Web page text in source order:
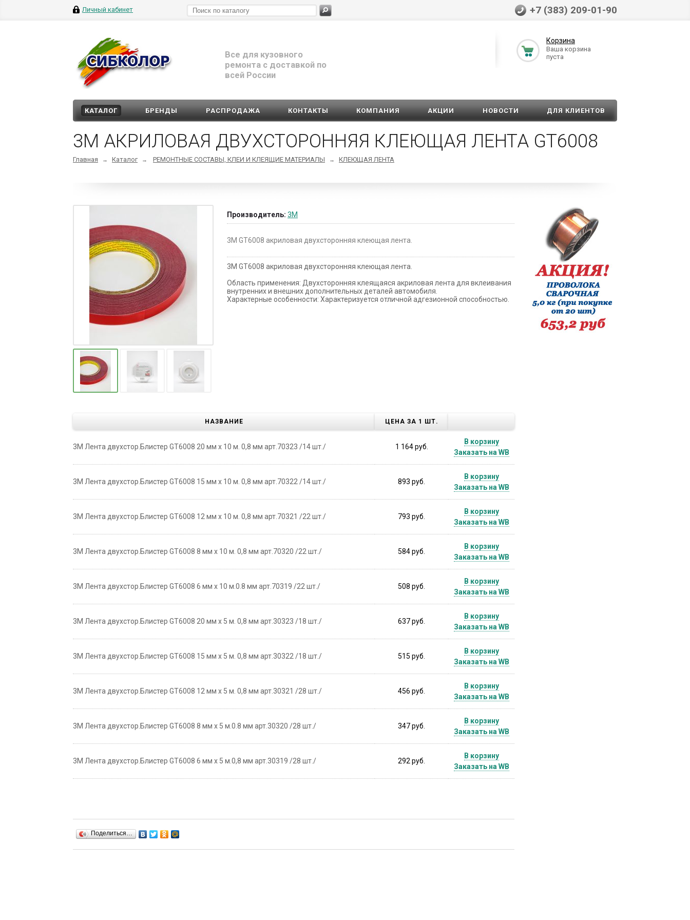
Личный кабинет +7 (383) 209-01-90
Все для кузовного
ремонта с доставкой по
всей России
Корзина
Ваша корзина
пуста
КАТАЛОГ БРЕНДЫ РАСПРОДАЖА КОНТАКТЫ КОМПАНИЯ АКЦИИ НОВОСТИ ДЛЯ КЛИЕНТОВ
3М АКРИЛОВАЯ ДВУХСТОРОННЯЯ КЛЕЮЩАЯ ЛЕНТА GT6008
Главная → Каталог → РЕМОНТНЫЕ СОСТАВЫ, КЛЕИ И КЛЕЯЩИЕ МАТЕРИАЛЫ → КЛЕЮЩАЯ ЛЕНТА
Производитель: 3M
3М GT6008 акриловая двухсторонняя клеющая лента.
3М GT6008 акриловая двухсторонняя клеющая лента.
Область применения: Двухсторонняя клеящаяся акриловая лента для вклеивания
внутренних и внешних дополнительных деталей автомобиля.
Характерные особенности: Характеризуется отличной адгезионной способностью.
НАЗВАНИЕ ЦЕНА ЗА 1 ШТ.
3М Лента двухстор.Блистер GT6008 20 мм х 10 м. 0,8 мм арт.70323 /14 шт./ 1 164 руб.
В корзину
Заказать на WB
3М Лента двухстор.Блистер GT6008 15 мм х 10 м. 0,8 мм арт.70322 /14 шт./ 893 руб.
В корзину
Заказать на WB
3М Лента двухстор.Блистер GT6008 12 мм х 10 м. 0,8 мм арт.70321 /22 шт./ 793 руб.
В корзину
Заказать на WB
3М Лента двухстор.Блистер GT6008 8 мм х 10 м. 0,8 мм арт.70320 /22 шт./ 584 руб.
В корзину
Заказать на WB
3М Лента двухстор.Блистер GT6008 6 мм х 10 м.0.8 мм арт.70319 /22 шт./ 508 руб.
В корзину
Заказать на WB
3М Лента двухстор.Блистер GT6008 20 мм х 5 м. 0,8 мм арт.30323 /18 шт./ 637 руб.
В корзину
Заказать на WB
3М Лента двухстор.Блистер GT6008 15 мм х 5 м. 0,8 мм арт.30322 /18 шт./ 515 руб.
В корзину
Заказать на WB
3М Лента двухстор.Блистер GT6008 12 мм х 5 м. 0,8 мм арт.30321 /28 шт./ 456 руб.
В корзину
Заказать на WB
3М Лента двухстор.Блистер GT6008 8 мм х 5 м.0.8 мм арт.30320 /28 шт./ 347 руб.
В корзину
Заказать на WB
3М Лента двухстор.Блистер GT6008 6 мм х 5 м.0,8 мм арт.30319 /28 шт./ 292 руб.
В корзину
Заказать на WB
Поделиться…